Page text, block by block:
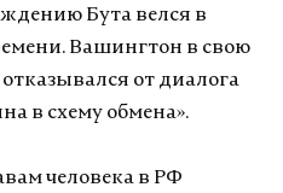
Бута велся в
Вашингтон в свою
отказывался от диалога
в схему обмена».
человека в РФ